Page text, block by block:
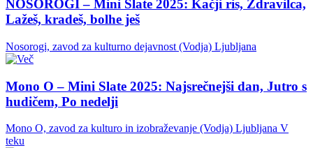
NOSOROGI – Mini Slate 2025: Kačji ris, Zdravilca,
Lažeš, kradeš, bolhe ješ
Nosorogi, zavod za kulturno dejavnost (Vodja) Ljubljana
Mono O – Mini Slate 2025: Najsrečnejši dan, Jutro s
hudičem, Po nedelji
Mono O, zavod za kulturo in izobraževanje (Vodja) Ljubljana V
teku